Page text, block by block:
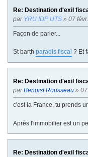
Re: Destination d'exil
par YRU IDP UTS » 07
Façon de parler...
St barth paradis fiscal ? Et
Re: Destination d'exil
parBenoist Rousseau »
c'est la France, tu prends
Après l'immobilier est un
Re: Destination d'exil